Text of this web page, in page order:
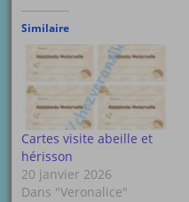
Similaire
Cartes visite abeille et
hérisson
20 janvier 2026
Dans "Veronalice"